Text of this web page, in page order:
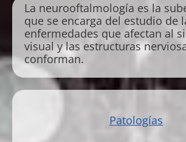
La neurooftalmología es la
que se encarga del estudio de
enfermedades que afectan al
visual y las estructuras
conforman.
Patologías